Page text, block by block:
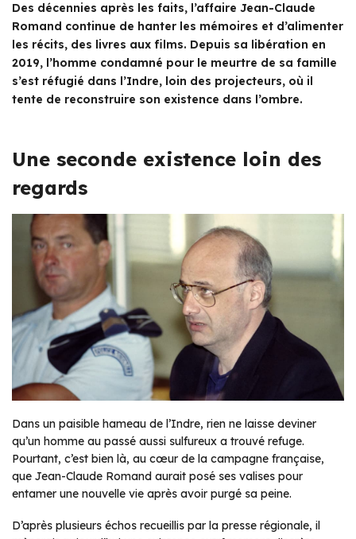
Des décennies après les faits, l’affaire Jean-Claude
Romand continue de hanter les mémoires et d’alimenter
les récits, des livres aux films. Depuis sa libération en
2019, l’homme condamné pour le meurtre de sa famille
s’est réfugié dans l’Indre, loin des projecteurs, où il
tente de reconstruire son existence dans l’ombre.
Une seconde existence loin des
regards
Dans un paisible hameau de l’Indre, rien ne laisse deviner
qu’un homme au passé aussi sulfureux a trouvé refuge.
Pourtant, c’est bien là, au cœur de la campagne française,
que Jean-Claude Romand aurait posé ses valises pour
entamer une nouvelle vie après avoir purgé sa peine.
D’après plusieurs échos recueillis par la presse régionale, il